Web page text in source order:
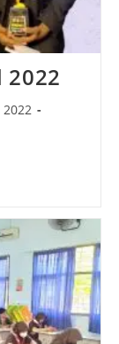
2022